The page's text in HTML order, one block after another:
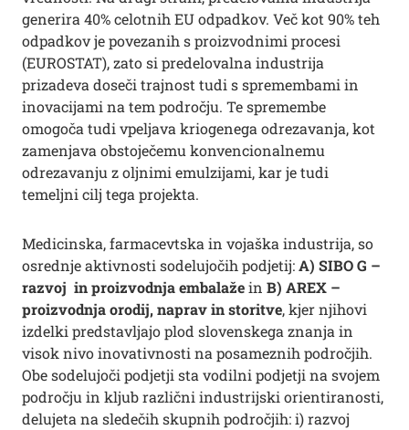
generira 40% celotnih EU odpadkov. Več kot 90% teh
odpadkov je povezanih s proizvodnimi procesi
(EUROSTAT), zato si predelovalna industrija
prizadeva doseči trajnost tudi s spremembami in
inovacijami na tem področju. Te spremembe
omogoča tudi vpeljava kriogenega odrezavanja, kot
zamenjava obstoječemu konvencionalnemu
odrezavanju z oljnimi emulzijami, kar je tudi
temeljni cilj tega projekta.
Medicinska, farmacevtska in vojaška industrija, so
osrednje aktivnosti sodelujočih podjetij:A) SIBO G –
razvoj in proizvodnja embalažein B) AREX –
proizvodnja orodij, naprav in storitve, kjer njihovi
izdelki predstavljajo plod slovenskega znanja in
visok nivo inovativnosti na posameznih področjih.
Obe sodelujoči podjetji sta vodilni podjetji na svojem
področju in kljub različni industrijski orientiranosti,
delujeta na sledečih skupnih področjih: i) razvoj